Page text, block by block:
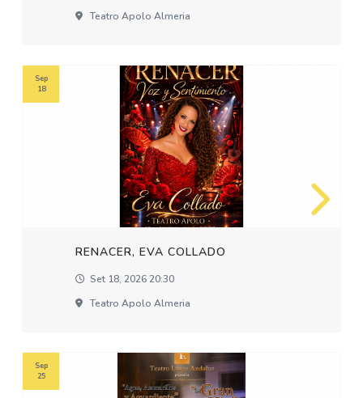
Teatro Apolo Almeria
RENACER, EVA COLLADO
Set 18, 2026 20:30
Teatro Apolo Almeria
Sep
18
Sep
25